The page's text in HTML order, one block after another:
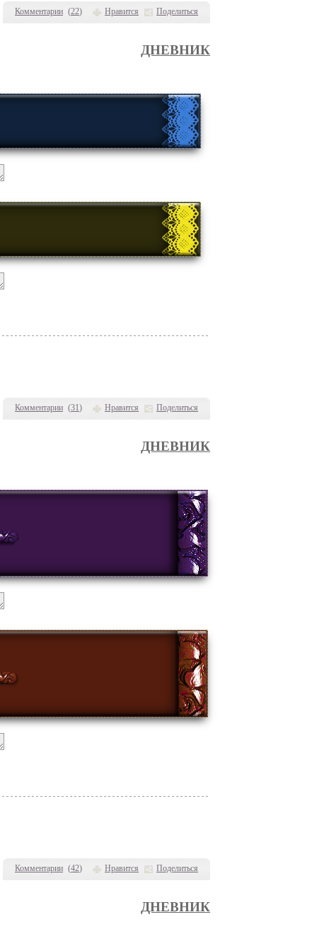
Комментарии (22) Нравится Поделиться
Комментарии (31) Нравится Поделиться
ДНЕВНИК
Комментарии (42) Нравится Поделиться
ДНЕВНИК
ДНЕВНИК